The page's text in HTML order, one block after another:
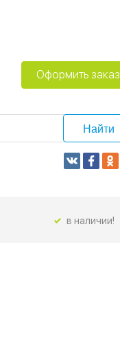
Оформить заказ
Найти
в наличии!